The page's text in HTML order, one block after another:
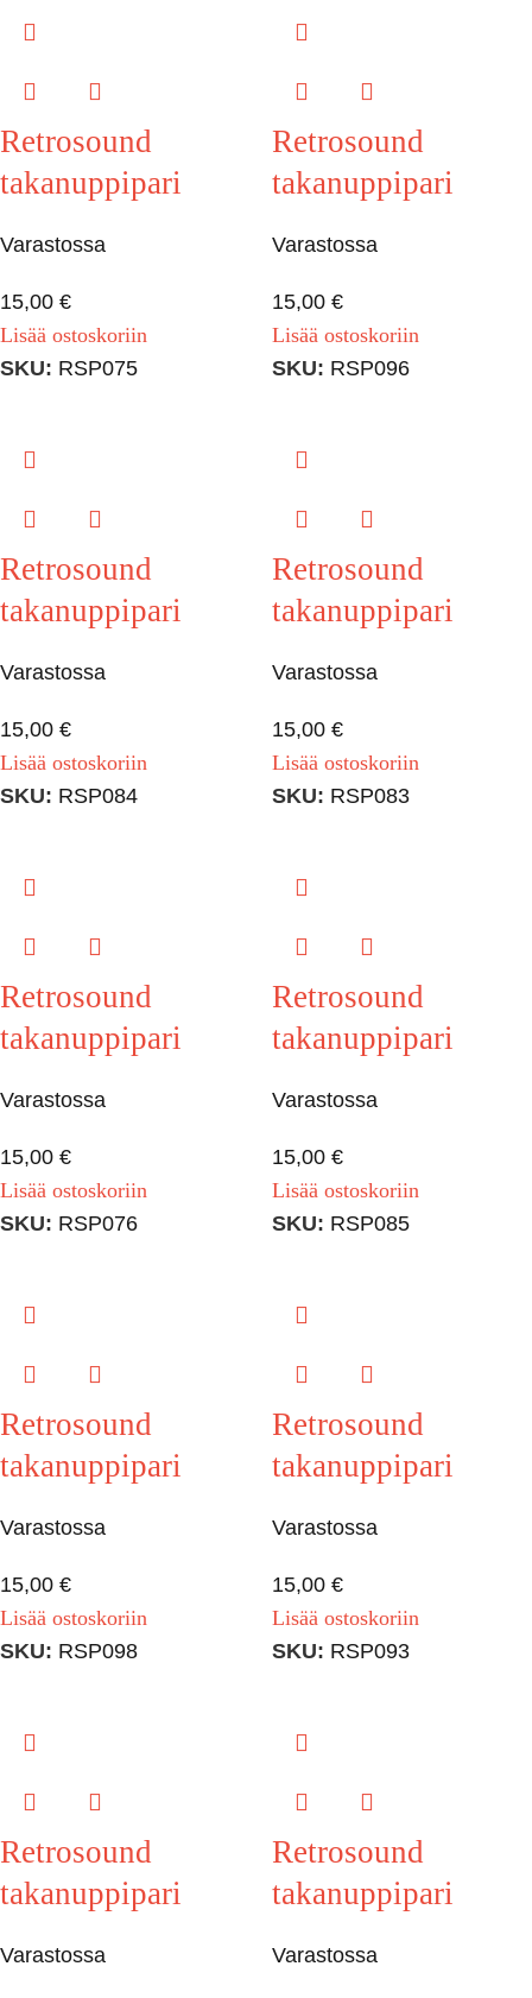
Retrosound
takanuppipari
Varastossa
15,00 €
Lisää ostoskoriin
SKU: RSP075
Retrosound
takanuppipari
Varastossa
15,00 €
Lisää ostoskoriin
SKU: RSP096
Retrosound
takanuppipari
Varastossa
15,00 €
Lisää ostoskoriin
SKU: RSP084
Retrosound
takanuppipari
Varastossa
15,00 €
Lisää ostoskoriin
SKU: RSP083
Retrosound
takanuppipari
Varastossa
15,00 €
Lisää ostoskoriin
SKU: RSP076
Retrosound
takanuppipari
Varastossa
15,00 €
Lisää ostoskoriin
SKU: RSP085
Retrosound
takanuppipari
Varastossa
15,00 €
Lisää ostoskoriin
SKU: RSP098
Retrosound
takanuppipari
Varastossa
15,00 €
Lisää ostoskoriin
SKU: RSP093
Retrosound
takanuppipari
Varastossa
Retrosound
takanuppipari
Varastossa